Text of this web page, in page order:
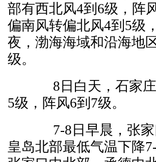
部有西北风4到6级，阵
偏南风转偏北风4到5级
夜，渤海海域和沿海地
级。
8日白天，石家庄
5级，阵风6到7级。
7-8日早晨，张家
皇岛北部最低气温下降